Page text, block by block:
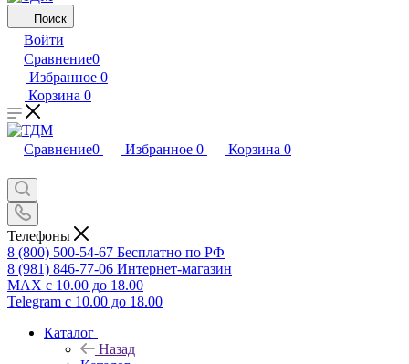
Поиск
Войти
Сравнение0
Избранное 0
Корзина 0
Сравнение0 Избранное 0 Корзина 0
Телефоны
8 (800) 500-54-67 Бесплатно по РФ
8 (981) 846-77-06 Интернет-магазин
MAX с 10.00 до 18.00
Telegram с 10.00 до 18.00
Каталог
Назад